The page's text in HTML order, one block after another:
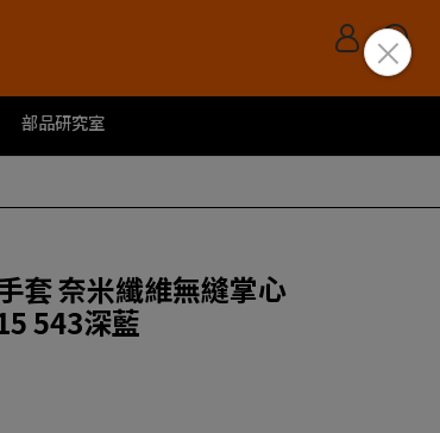
部品研究室
套 奈米纖維無縫掌心
543深藍